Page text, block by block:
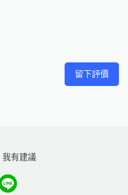
留下評價
我有建議